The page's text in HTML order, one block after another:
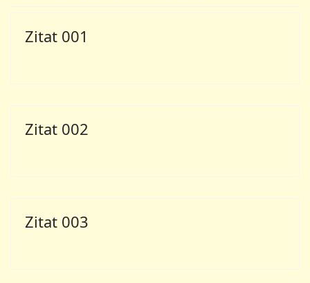
Zitat 001
Zitat 002
Zitat 003